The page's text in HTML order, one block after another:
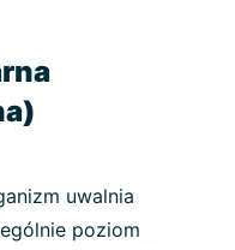
uwalnia
poziom